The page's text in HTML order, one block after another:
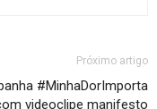
Próximo artigo
#MinhaDorImporta
videoclipe manifesto